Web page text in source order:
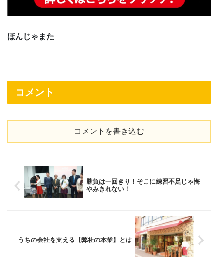
ほんじゃまた
コメント
コメントを書き込む
勝負は一回きり！そこに練習不足じゃ悔
やみきれない！
うちの会社を支える【弊社の本業】とは